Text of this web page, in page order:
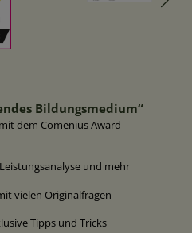
Bildungsmedium“
dem Comenius Award
und mehr
vielen Originalfragen
Tipps und Tricks